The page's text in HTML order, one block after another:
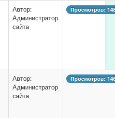
Автор:
Администратор
сайта
Просмотров:
Автор:
Администратор
сайта
Просмотров: